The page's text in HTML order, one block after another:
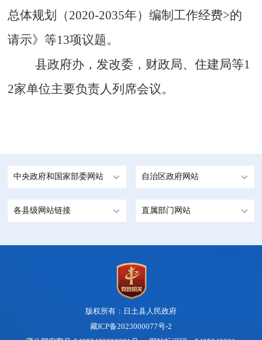
总体规划（2020-2035年）编制工作经费>的
请示》等13项议题。
县政府办，发改委，财政局、住建局等1
2家单位主要负责人列席会议。
中央政府和国家部委网站 自治区政府网站
各县级网站链接 直属部门网站
版权所有：日土县人民政府
藏ICP备2023000077号-2